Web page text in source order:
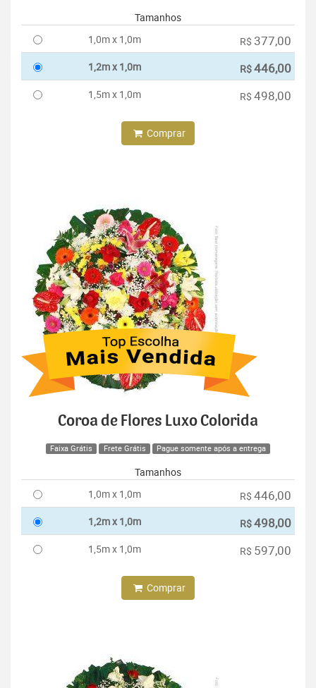
Tamanhos
1,0m x 1,0m
R$ 377,00
1,2m x 1,0m R$446,00
1,5m x 1,0m R$ 498,00
Comprar
Coroa de Flores Luxo Colorida
Faixa Grátis Frete Grátis Pague somente após a entrega
Tamanhos
1,0m x 1,0m
R$ 446,00
1,2m x 1,0m R$498,00
1,5m x 1,0m R$ 597,00
Comprar